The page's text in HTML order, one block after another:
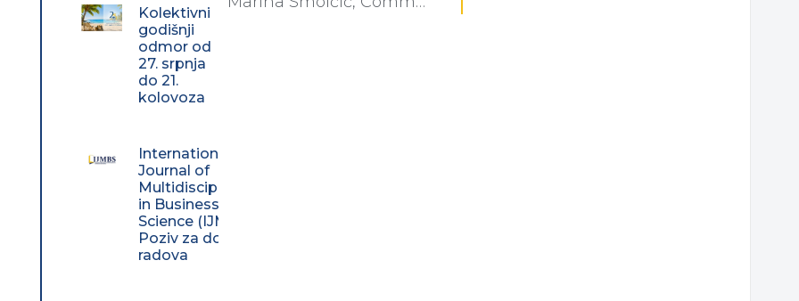
Kolektivni
godišnji
odmor od
27. srpnja
do 21.
kolovoza
International
Journal of
Multidisciplinarity
in Business and
Science (IJMBS) –
Poziv za dostavu
radova